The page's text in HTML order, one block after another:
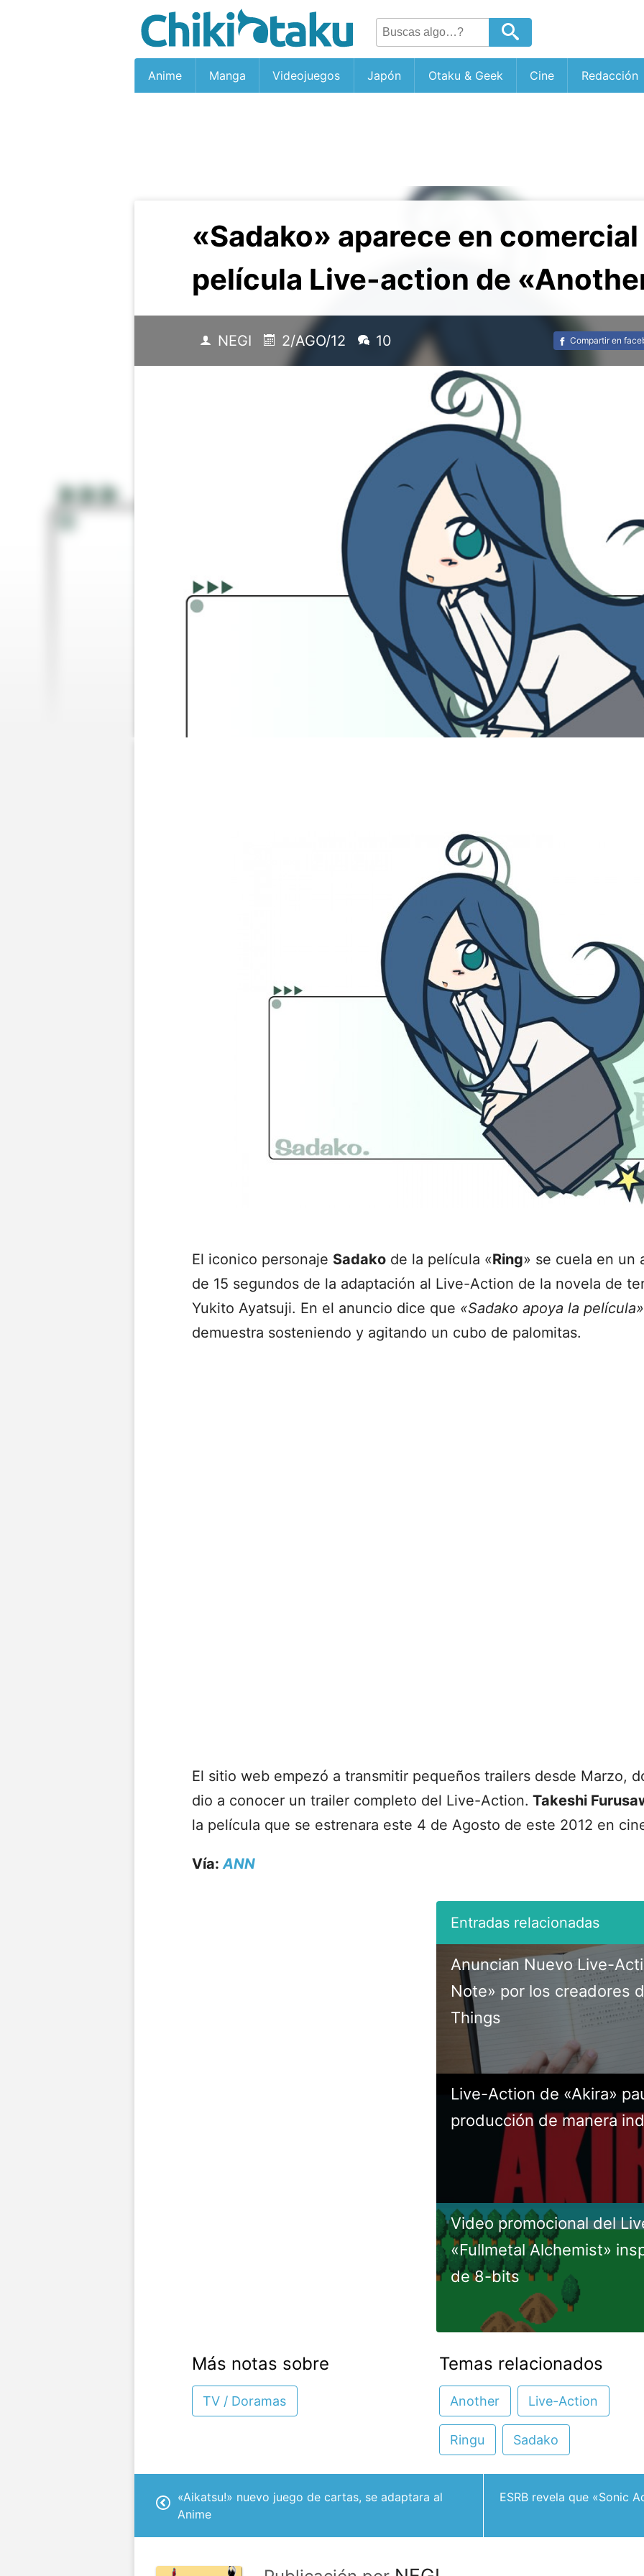
Anime Manga Videojuegos Japón Otaku & Geek Cine Redacción
«Sadako» aparece en comercial
película Live-action de
NEGI 2/AGO/12 10 Compartir en
El iconico personaje Sadako de la película «Ring» se cuela en un
de 15 segundos de la adaptación al Live-Action de la novela de
Yukito Ayatsuji. En el anuncio dice que «Sadako apoya la película»
demuestra sosteniendo y agitando un cubo de palomitas.
El sitio web empezó a transmitir pequeños trailers desde Marzo,
dio a conocer un trailer completo del Live-Action. Takeshi
la película que se estrenara este 4 de Agosto de este 2012 en
Vía:ANN
Anuncian Nuevo Live-
Note» por los creadores
Things
Live-Action de «Akira»
producción de manera
Video promocional del
«Fullmetal Alchemist»
de 8-bits
Más notas sobre
TV / Doramas
Temas relacionados
Another Live-Action
Ringu Sadako
«Aikatsu!» nuevo juego de cartas, se adaptara al
Anime
ESRB revela que «Sonic